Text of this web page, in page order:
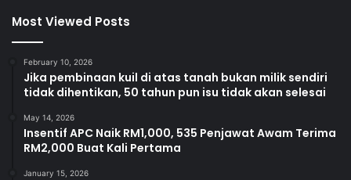
Most Viewed Posts
February 10, 2026
Jika pembinaan kuil di atas tanah bukan milik sendiri
tidak dihentikan, 50 tahun pun isu tidak akan selesai
May 14, 2026
Insentif APC Naik RM1,000, 535 Penjawat Awam Terima
RM2,000 Buat Kali Pertama
January 15, 2026